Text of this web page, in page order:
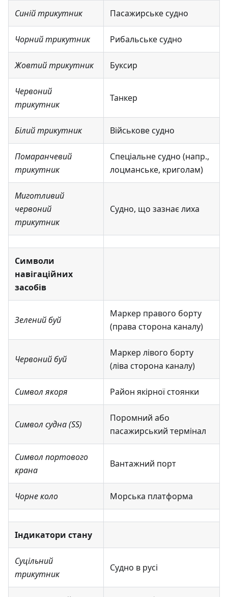
Синій трикутник Пасажирське судно
Чорний трикутник Рибальське судно
Жовтий трикутник Буксир
Червоний
трикутник
Танкер
Білий трикутник Військове судно
Помаранчевий
трикутник
Спеціальне судно (напр.,
лоцманське, криголам)
Миготливий
червоний
трикутник
Судно, що зазнає лиха
Символи
навігаційних
засобів
Зелений буй
Маркер правого борту
(права сторона каналу)
Червоний буй
Маркер лівого борту
(ліва сторона каналу)
Символ якоря Район якірної стоянки
Символ судна (SS)
Поромний або
пасажирський термінал
Символ портового
крана
Вантажний порт
Чорне коло Морська платформа
Індикатори стану
Суцільний
трикутник
Судно в русі